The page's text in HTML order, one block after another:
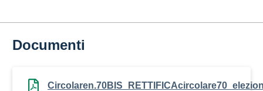
Documenti